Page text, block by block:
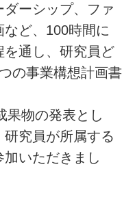
ーシップ、ファ
ど、100時間に
通し、研究員ど
の事業構想計画書
物の発表とし
究員が所属する
いただきまし